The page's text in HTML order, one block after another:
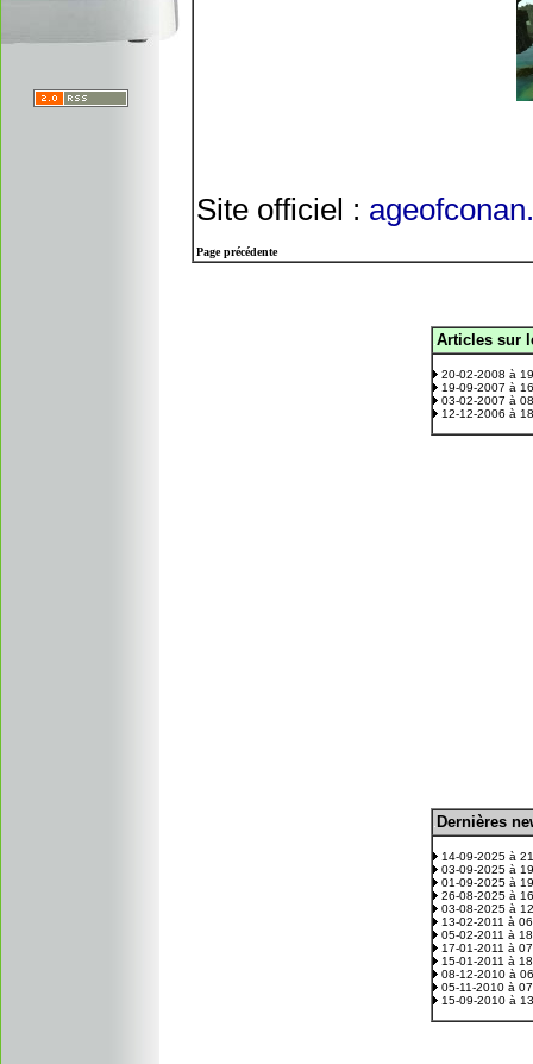
Site officiel :
Page précédente
Articles sur
20-02-2008 à
19-09-2007 à
03-02-2007 à
12-12-2006 à
Dernières
14-09-2025 à
03-09-2025 à
01-09-2025 à
26-08-2025 à
03-08-2025 à
13-02-2011 à
05-02-2011 à
17-01-2011 à
15-01-2011 à
08-12-2010 à
05-11-2010 à
15-09-2010 à